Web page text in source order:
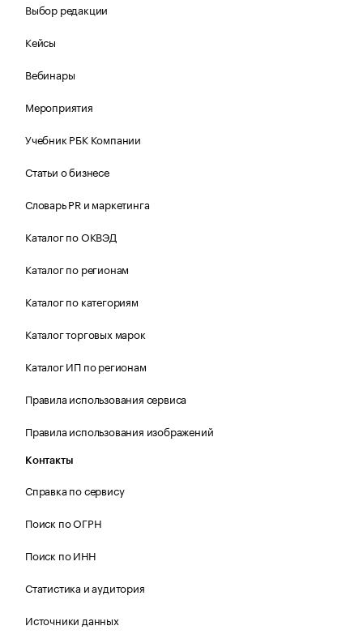
Выбор редакции
Кейсы
Вебинары
Мероприятия
Учебник РБК Компании
Статьи о бизнесе
Словарь PR и маркетинга
Каталог по ОКВЭД
Каталог по регионам
Каталог по категориям
Каталог торговых марок
Каталог ИП по регионам
Правила использования сервиса
Правила использования изображений
Контакты
Справка по сервису
Поиск по ОГРН
Поиск по ИНН
Статистика и аудитория
Источники данных